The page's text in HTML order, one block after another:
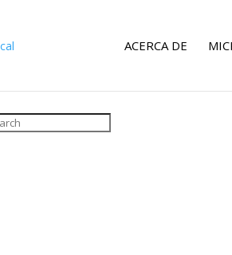
ACERCA DE